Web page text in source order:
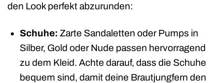
den Look perfekt abzurunden:
Schuhe: Zarte Sandaletten oder Pumps in
Silber, Gold oder Nude passen hervorragend
zu dem Kleid. Achte darauf, dass die Schuhe
bequem sind, damit deine Brautjungfern den